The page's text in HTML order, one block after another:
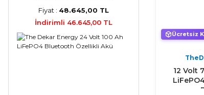
Fiyat : 48.645,00 TL
İndirimli 46.645,00 TL
Ücretsiz
12 Volt